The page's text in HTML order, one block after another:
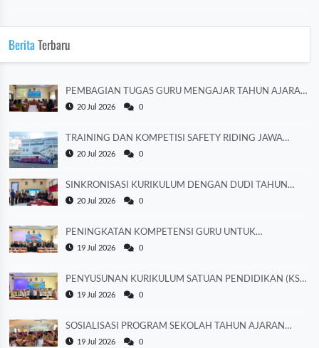
BeritaTerbaru
PEMBAGIAN TUGAS GURU MENGAJAR TAHUN AJARAN
2026/2027
20 Jul 2026 0
TRAINING DAN KOMPETISI SAFETY RIDING JAWA
TENGAH 2026
20 Jul 2026 0
SINKRONISASI KURIKULUM DENGAN DUDI TAHUN
AJARAN 2026/2027
20 Jul 2026 0
PENINGKATAN KOMPETENSI GURU UNTUK
MEMPERKUAT LITERASI
19 Jul 2026 0
PENYUSUNAN KURIKULUM SATUAN PENDIDIKAN (KSP)
TAHUN AJARAN 2026/2027
19 Jul 2026 0
SOSIALISASI PROGRAM SEKOLAH TAHUN AJARAN
2026/2027
19 Jul 2026 0